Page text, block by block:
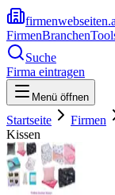
FirmenBranchen
Suche
Firma eintragen
Menü öffnen
Startseite Firmen
Kissen